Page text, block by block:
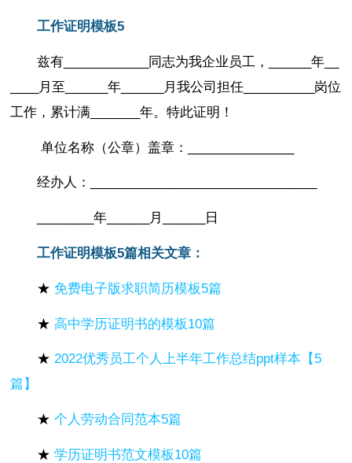
工作证明模板5
兹有____________同志为我企业员工，______年__
____月至______年______月我公司担任__________岗位
工作，累计满_______年。特此证明！
单位名称（公章）盖章：_______________
经办人：________________________________
________年______月______日
工作证明模板5篇相关文章：
★免费电子版求职简历模板5篇
★高中学历证明书的模板10篇
★2022优秀员工个人上半年工作总结ppt样本【5
篇】
★个人劳动合同范本5篇
★学历证明书范文模板10篇